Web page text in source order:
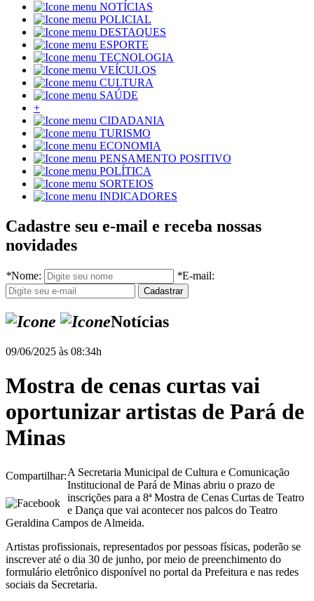
NOTÍCIAS
POLICIAL
DESTAQUES
ESPORTE
TECNOLOGIA
VEÍCULOS
CULTURA
SAÚDE
+
CIDADANIA
TURISMO
ECONOMIA
PENSAMENTO POSITIVO
POLÍTICA
SORTEIOS
INDICADORES
Cadastre seu e-mail e receba nossas
novidades
*Nome: *E-mail:
Notícias
09/06/2025 às 08:34h
Mostra de cenas curtas vai
oportunizar artistas de Pará de
Minas
Compartilhar:A Secretaria Municipal de Cultura e Comunicação
Institucional de Pará de Minas abriu o prazo de
inscrições para a 8ª Mostra de Cenas Curtas de Teatro
e Dança que vai acontecer nos palcos do Teatro
Geraldina Campos de Almeida.
Artistas profissionais, representados por pessoas físicas, poderão se
inscrever até o dia 30 de junho, por meio de preenchimento do
formulário eletrônico disponível no portal da Prefeitura e nas redes
sociais da Secretaria.